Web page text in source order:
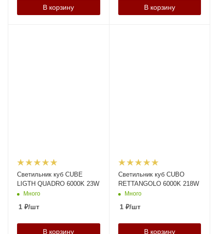
В корзину В корзину
Светильник куб CUBE
LIGTH QUADRO 6000K 23W
Много
1 ₽/шт
В корзину
Светильник куб CUBO
RETTANGOLO 6000K 218W
Много
1₽/шт
В корзину